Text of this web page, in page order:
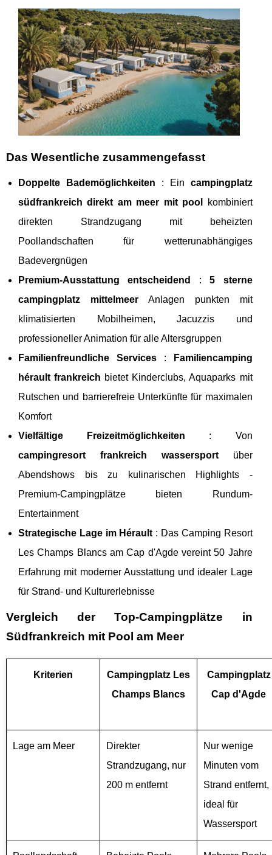
Das Wesentliche zusammengefasst
Doppelte Bademöglichkeiten : Ein campingplatz
südfrankreich direkt am meer mit pool
kombiniert
direkten Strandzugang mit beheizten
Poollandschaften für wetterunabhängiges
Badevergnügen
Premium-Ausstattung entscheidend
:5 sterne
campingplatz mittelmeerAnlagen punkten mit
klimatisierten Mobilheimen, Jacuzzis und
professioneller Animation für alle Altersgruppen
Familienfreundliche Services:
Familiencamping
hérault frankreich bietet Kinderclubs, Aquaparks mit
Rutschen und barrierefreie Unterkünfte für maximalen
Komfort
Vielfältige Freizeitmöglichkeiten : Von
campingresort frankreich wassersportüber
Abendshows bis zu kulinarischen Highlights -
Premium-Campingplätze bieten Rundum-
Entertainment
Strategische Lage im Hérault : Das Camping Resort
Les Champs Blancs am Cap d'Agde vereint 50 Jahre
Erfahrung mit moderner Ausstattung und idealer Lage
für Strand- und Kulturerlebnisse
Vergleich der Top-Campingplätze in
Südfrankreich mit Pool am Meer
Kriterien
Campingplatz Les
Champs Blancs
Campingplatz
Cap d'Agde
Lage am Meer
Direkter
Strandzugang, nur
200 m entfernt
Nur wenige
Minuten vom
Strand entfernt,
ideal für
Wassersport